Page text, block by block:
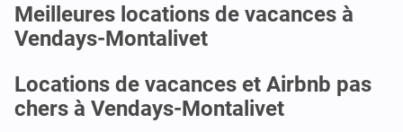
Meilleures locations de vacances à
Vendays-Montalivet
Locations de vacances et Airbnb pas
chers à Vendays-Montalivet